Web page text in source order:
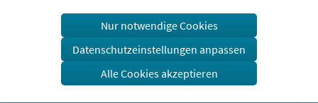
einem
Tab)
Nur notwendige Cookies
Datenschutzeinstellungen anpassen
Alle Cookies akzeptieren